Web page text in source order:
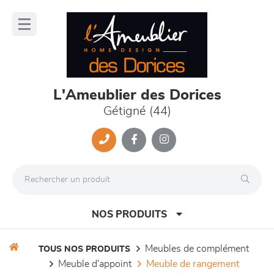
L'Ameublier des Dorices
Gétigné (44)
NOS PRODUITS
TOUS NOS PRODUITS
meubles de complément
meuble d'appoint
meuble de rangement